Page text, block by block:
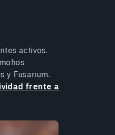
activos.
y Fusarium.
frente a